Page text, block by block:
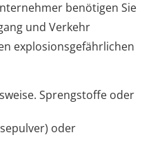
benötigen Sie
und Verkehr
explosionsgefährlichen
Sprengstoffe oder
oder